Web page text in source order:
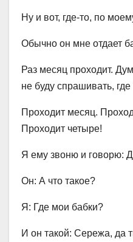
Ну и вот, где-то, по
Обычно он мне отдает
Раз месяц проходит.
не буду спрашивать,
Проходит месяц.
Проходит четыре!
Я ему звоню и говорю:
Он: А что такое?
Я: Где мои бабки?
И он такой: Сережа, да